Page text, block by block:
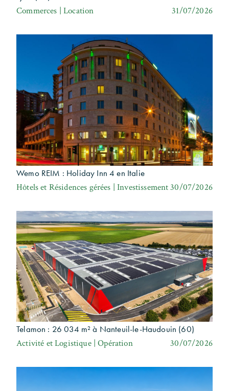
Commerces | Location 31/07/2026
Wemo REIM : Holiday Inn 4 en Italie
Hôtels et Résidences gérées | Investissement30/07/2026
Telamon : 26 034 m² à Nanteuil-le-Haudouin (60)
Activité et Logistique | Opération 30/07/2026